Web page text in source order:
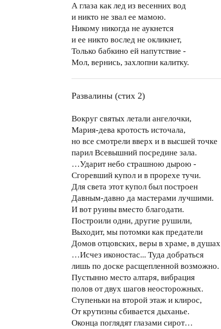
А глаза как лед из весенних вод
и никто не звал ее мамою.
Никому никогда не аукнется
и ее никто вослед не окликнет,
Только бабкино ей напутствие -
Мол, вернись, захлопни калитку.
Развалины (стих 2)
Вокруг святых летали ангелочки,
Мария-дева кротость источала,
но все смотрели вверх и в высшей точке
парил Всевышний посредине зала.
…Ударит небо страшною дырою -
Сгоревший купол и в прорехе тучи.
Для света этот купол был построен
Давным-давно да мастерами лучшими.
И вот руины вместо благодати.
Построили одни, другие рушили,
Выходит, мы потомки как предатели
Домов отцовских, веры в храме, в
…Исчез иконостас... Туда добраться
лишь по доске расщепленной возможно.
Пустынно место алтаря, вибрация
полов от двух шагов неосторожных.
Ступеньки на второй этаж и клирос,
От крутизны сбивается дыханье.
Оконца поглядят глазами сирот…